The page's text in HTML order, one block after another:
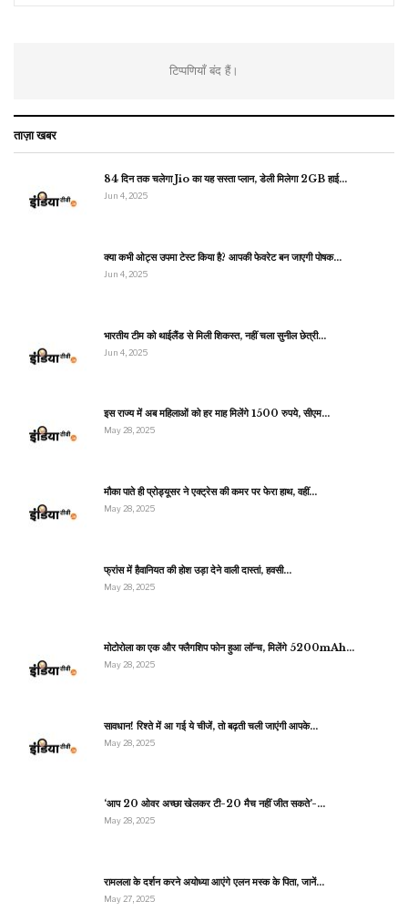
टिप्पणियाँ बंद हैं।
ताज़ा खबर
84 दिन तक चलेगा Jio का यह सस्ता प्लान, डेली मिलेगा 2GB हाई…
Jun 4, 2025
क्या कभी ओट्स उपमा टेस्ट किया है? आपकी फेवरेट बन जाएगी पोषक…
Jun 4, 2025
भारतीय टीम को थाईलैंड से मिली शिकस्त, नहीं चला सुनील छेत्री…
Jun 4, 2025
इस राज्य में अब महिलाओं को हर माह मिलेंगे 1500 रुपये, सीएम…
May 28, 2025
मौका पाते ही प्रोड्यूसर ने एक्ट्रेस की कमर पर फेरा हाथ, वहीं…
May 28, 2025
फ्रांस में हैवानियत की होश उड़ा देने वाली दास्तां, हवसी…
May 28, 2025
मोटोरोला का एक और फ्लैगशिप फोन हुआ लॉन्च, मिलेंगे 5200mAh…
May 28, 2025
सावधान! रिश्ते में आ गई ये चीजें, तो बढ़ती चली जाएंगी आपके…
May 28, 2025
‘आप 20 ओवर अच्छा खेलकर टी-20 मैच नहीं जीत सकते’-…
May 28, 2025
रामलला के दर्शन करने अयोध्या आएंगे एलन मस्क के पिता, जानें…
May 27, 2025